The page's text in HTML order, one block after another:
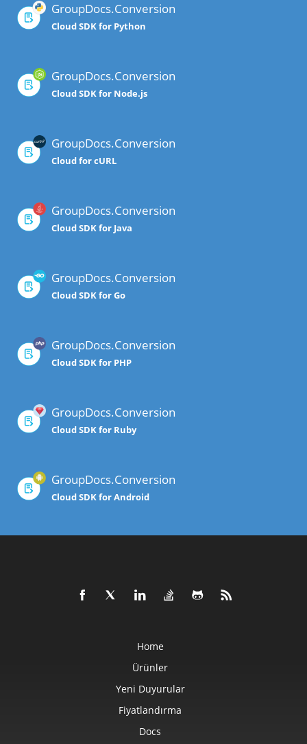
GroupDocs.Conversion
Cloud SDK for Python
GroupDocs.Conversion
Cloud SDK for Node.js
GroupDocs.Conversion
Cloud for cURL
GroupDocs.Conversion
Cloud SDK for Java
GroupDocs.Conversion
Cloud SDK for Go
GroupDocs.Conversion
Cloud SDK for PHP
GroupDocs.Conversion
Cloud SDK for Ruby
GroupDocs.Conversion
Cloud SDK for Android
Home
Ürünler
Yeni Duyurular
Fiyatlandırma
Docs